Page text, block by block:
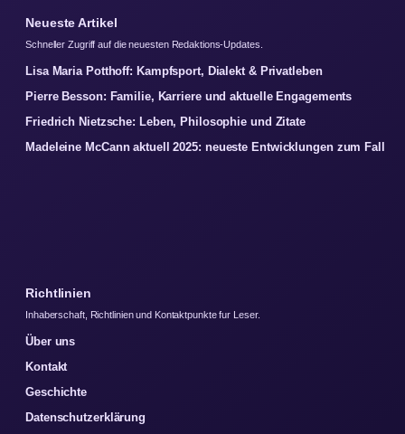
Neueste Artikel
Schneller Zugriff auf die neuesten Redaktions-Updates.
Lisa Maria Potthoff: Kampfsport, Dialekt & Privatleben
Pierre Besson: Familie, Karriere und aktuelle Engagements
Friedrich Nietzsche: Leben, Philosophie und Zitate
Madeleine McCann aktuell 2025: neueste Entwicklungen zum Fall
Richtlinien
Inhaberschaft, Richtlinien und Kontaktpunkte fur Leser.
Über uns
Kontakt
Geschichte
Datenschutzerklärung